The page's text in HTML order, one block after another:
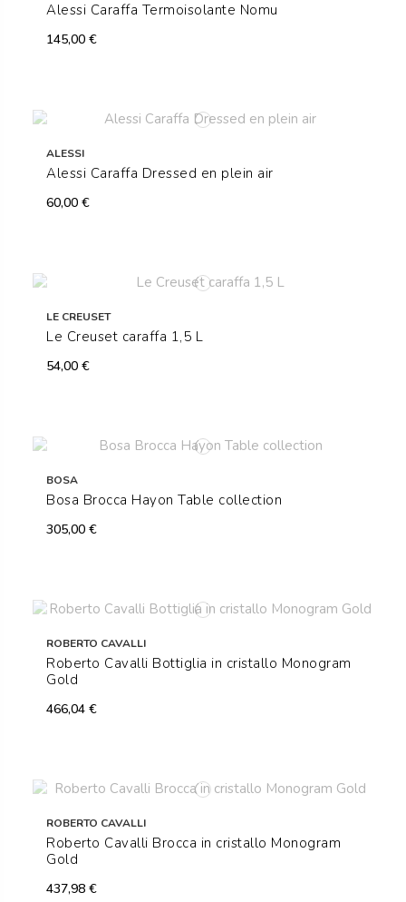
Alessi Caraffa Termoisolante Nomu
145,00 €
ALESSI
Alessi Caraffa Dressed en plein air
60,00 €
LE CREUSET
Le Creuset caraffa 1,5 L
54,00 €
BOSA
Bosa Brocca Hayon Table collection
305,00 €
ROBERTO CAVALLI
Roberto Cavalli Bottiglia in cristallo Monogram
Gold
466,04 €
ROBERTO CAVALLI
Roberto Cavalli Brocca in cristallo Monogram
Gold
437,98 €